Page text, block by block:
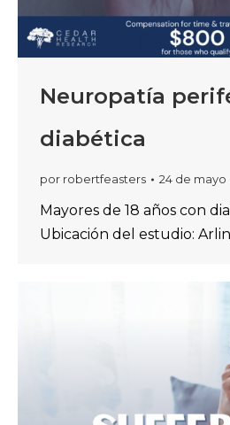
Neuropatía
diabética
por robertfeasters 24 de mayo
Mayores de 18 años con
Ubicación del estudio: